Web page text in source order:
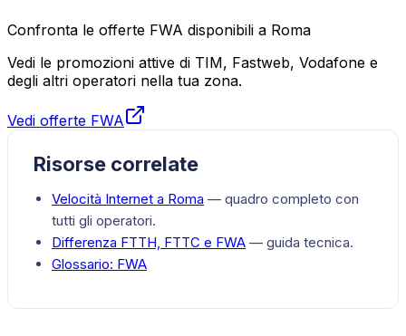
Confronta le offerte FWA disponibili a Roma
Vedi le promozioni attive di TIM, Fastweb, Vodafone e
degli altri operatori nella tua zona.
Vedi offerte FWA
Risorse correlate
Velocità Internet a Roma — quadro completo con
tutti gli operatori.
Differenza FTTH, FTTC e FWA — guida tecnica.
Glossario: FWA